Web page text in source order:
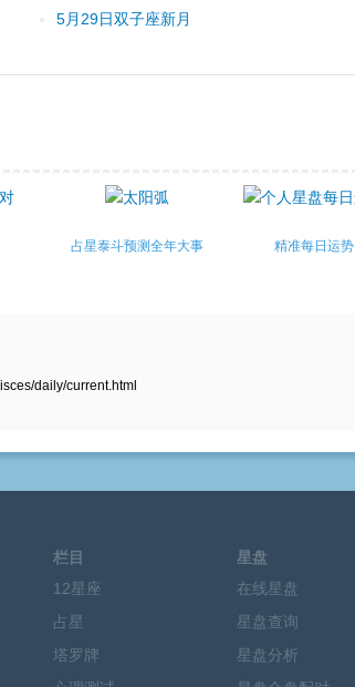
5月29日双子座新月
占星泰斗预测全年大事 精准每日运势
daily/current.html
栏目
12星座
占星
塔罗牌
星盘
在线星盘
星盘查询
星盘分析